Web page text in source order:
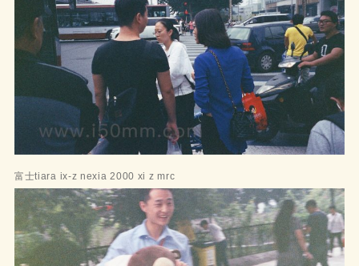
富士tiara ix-z nexia 2000 xi z mrc